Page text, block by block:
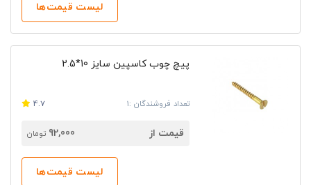
لیست قیمت‌ها
پیچ چوب کاسپین سایز 10*2.5
تعداد فروشندگان :1 4.7
قیمت از 92,000 تومان
لیست قیمت‌ها